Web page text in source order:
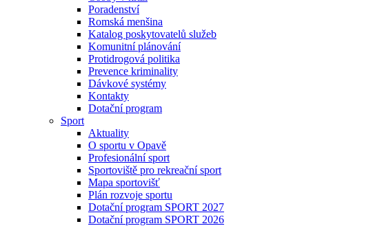
Poradenství
Romská menšina
Katalog poskytovatelů služeb
Komunitní plánování
Protidrogová politika
Prevence kriminality
Dávkové systémy
Kontakty
Dotační program
Sport
Aktuality
O sportu v Opavě
Profesionální sport
Sportoviště pro rekreační sport
Mapa sportovišť
Plán rozvoje sportu
Dotační program SPORT 2027
Dotační program SPORT 2026